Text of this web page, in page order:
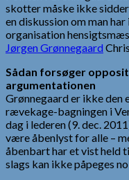
skotter måske ikke
en diskussion om man
organisation
Jørgen Grønnegaard
Sådan forsøger
argumentationen
Grønnegaard er ikke den
rævekage-bagningen i
dag i lederen (9. dec.
være åbenlyst for alle –
åbenbart har et vist held
slags kan ikke påpeges